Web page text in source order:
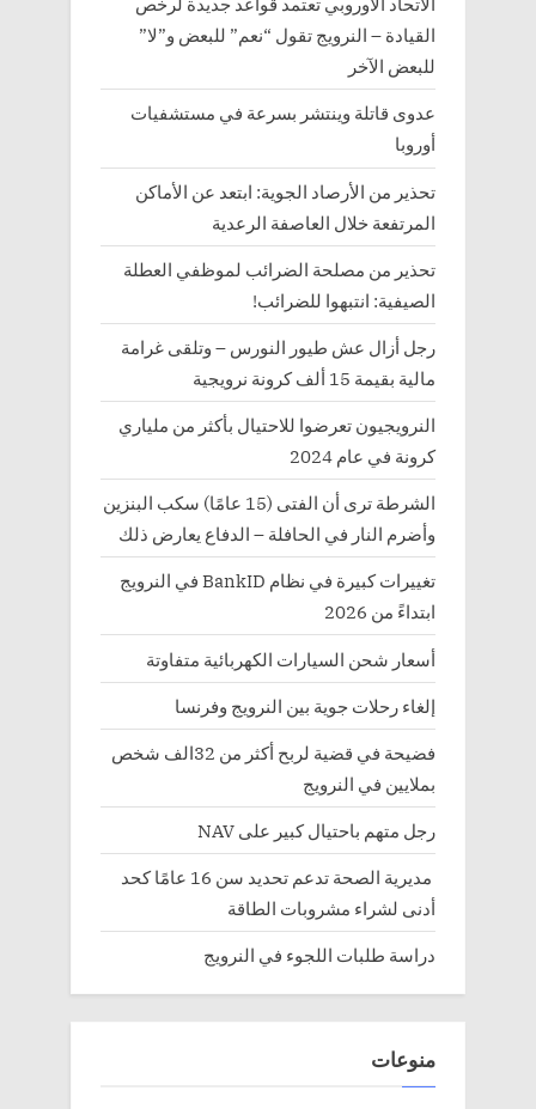
القيادة – النرويج تقول “نعم” للبعض و”لا”
للبعض الآخر
عدوى قاتلة وينتشر بسرعة في مستشفيات
أوروبا
تحذير من الأرصاد الجوية: ابتعد عن الأماكن
المرتفعة خلال العاصفة الرعدية
تحذير من مصلحة الضرائب لموظفي العطلة
الصيفية: انتبهوا للضرائب!
رجل أزال عش طيور النورس – وتلقى غرامة
مالية بقيمة 15 ألف كرونة نرويجية
النرويجيون تعرضوا للاحتيال بأكثر من ملياري
كرونة في عام 2024
الشرطة ترى أن الفتى (15 عامًا) سكب البنزين
وأضرم النار في الحافلة – الدفاع يعارض ذلك
تغييرات كبيرة في نظام BankID في النرويج
ابتداءً من 2026
أسعار شحن السيارات الكهربائية متفاوتة
إلغاء رحلات جوية بين النرويج وفرنسا
فضيحة في قضية لربح أكثر من 32الف شخص
بملايين في النرويج
رجل متهم باحتيال كبير على NAV
مديرية الصحة تدعم تحديد سن 16 عامًا كحد
أدنى لشراء مشروبات الطاقة
دراسة طلبات اللجوء في النرويج
منوعات